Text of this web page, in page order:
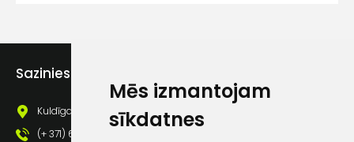
Mēs izmantojam
sīkdatnes
Sazinies ar mums
Kuldīgas iela 69a, Saldus, Saldus nov., LV - 3801
(+ 371) 63 881 186
Sūtīt ziņojumu